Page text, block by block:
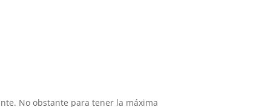
No obstante para tener la máxima